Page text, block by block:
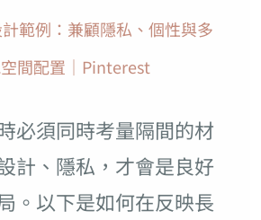
範例：兼顧隱私、個性與多
間配置｜Pinterest
必須同時考量隔間的材
計、隱私，才會是良好
。以下是如何在反映長